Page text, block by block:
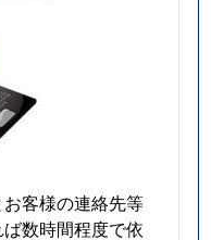
客様の連絡先等
数時間程度で依